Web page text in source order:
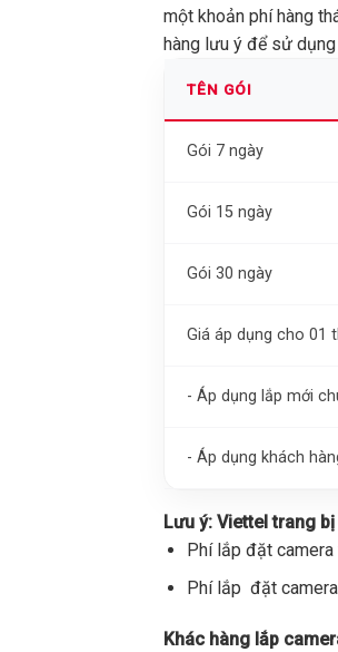
một khoản phí hàng
hàng lưu ý để sử
TÊN GÓI
Gói 7 ngày
Gói 15 ngày
Gói 30 ngày
Giá áp dụng cho 01
- Áp dụng lắp mới
- Áp dụng khách
Lưu ý: Viettel trang
Phí lắp đặt
Phí lắp đặt
Khác hàng lắp